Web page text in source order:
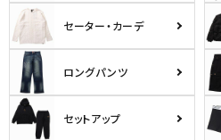
セーター・カーデ
ロングパンツ
セットアップ